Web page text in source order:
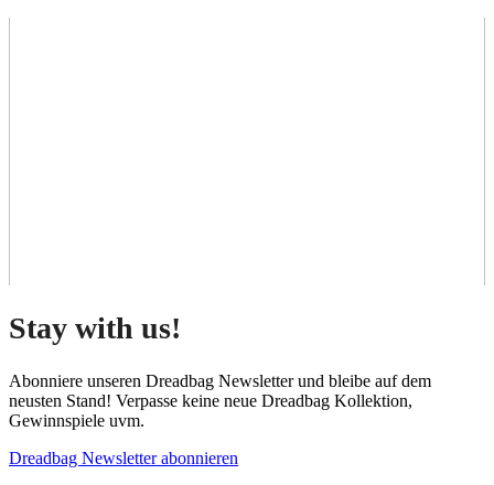
Stay with us!
Abonniere unseren Dreadbag Newsletter und bleibe auf dem
neusten Stand! Verpasse keine neue Dreadbag Kollektion,
Gewinnspiele uvm.
Dreadbag Newsletter abonnieren